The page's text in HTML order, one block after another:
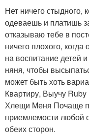
Нет ничего стыдного,
одеваешь и платишь
отказываю тебе в
ничего плохого,
на воспитание детей
няня, чтобы
может быть хоть
Квартиру, Выучу
Хлещи Меня Почаще
приемлемости любой
обеих сторон.